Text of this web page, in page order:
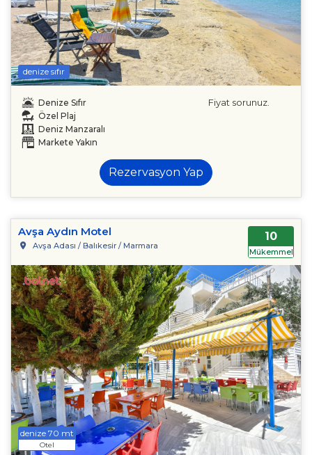
denize sıfır
Denize Sıfır
Özel Plaj
Deniz Manzaralı
Markete Yakın
Fiyat sorunuz.
Rezervasyon Yap
Avşa Aydın Motel
Avşa Adası / Balıkesir / Marmara
10
Mükemmel
denize 70 mt
Otel